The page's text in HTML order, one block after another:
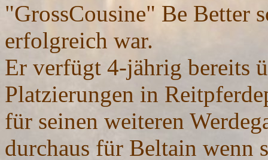
"GrossCousine" Be Better
erfolgreich war.
Er verfügt 4-jährig bereits
Platzierungen in
für seinen weiteren
durchaus für Beltain wenn